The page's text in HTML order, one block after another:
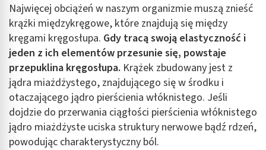
Najwięcej obciążeń w naszym organizmie muszą znieść
krążki międzykręgowe, które znajdują się między
kręgami kręgosłupa. Gdy tracą swoją elastyczność i
jeden z ich elementów przesunie się, powstaje
przepuklina kręgosłupa. Krążek zbudowany jest z
jądra miażdżystego, znajdującego się w środku i
otaczającego jądro pierścienia włóknistego. Jeśli
dojdzie do przerwania ciągłości pierścienia włóknistego
jądro miażdżyste uciska struktury nerwowe bądź rdzeń,
powodując charakterystyczny ból.